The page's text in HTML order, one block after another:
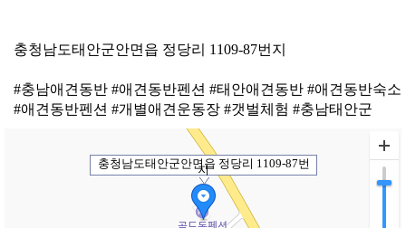
충청남도태안군안면읍 정당리 1109-87번지
#충남애견동반 #애견동반펜션 #태안애견동반 #애견동반숙소
#애견동반펜션 #개별애견운동장 #갯벌체험 #충남태안군
충청남도태안군안면읍 정당리 1109-87번
지